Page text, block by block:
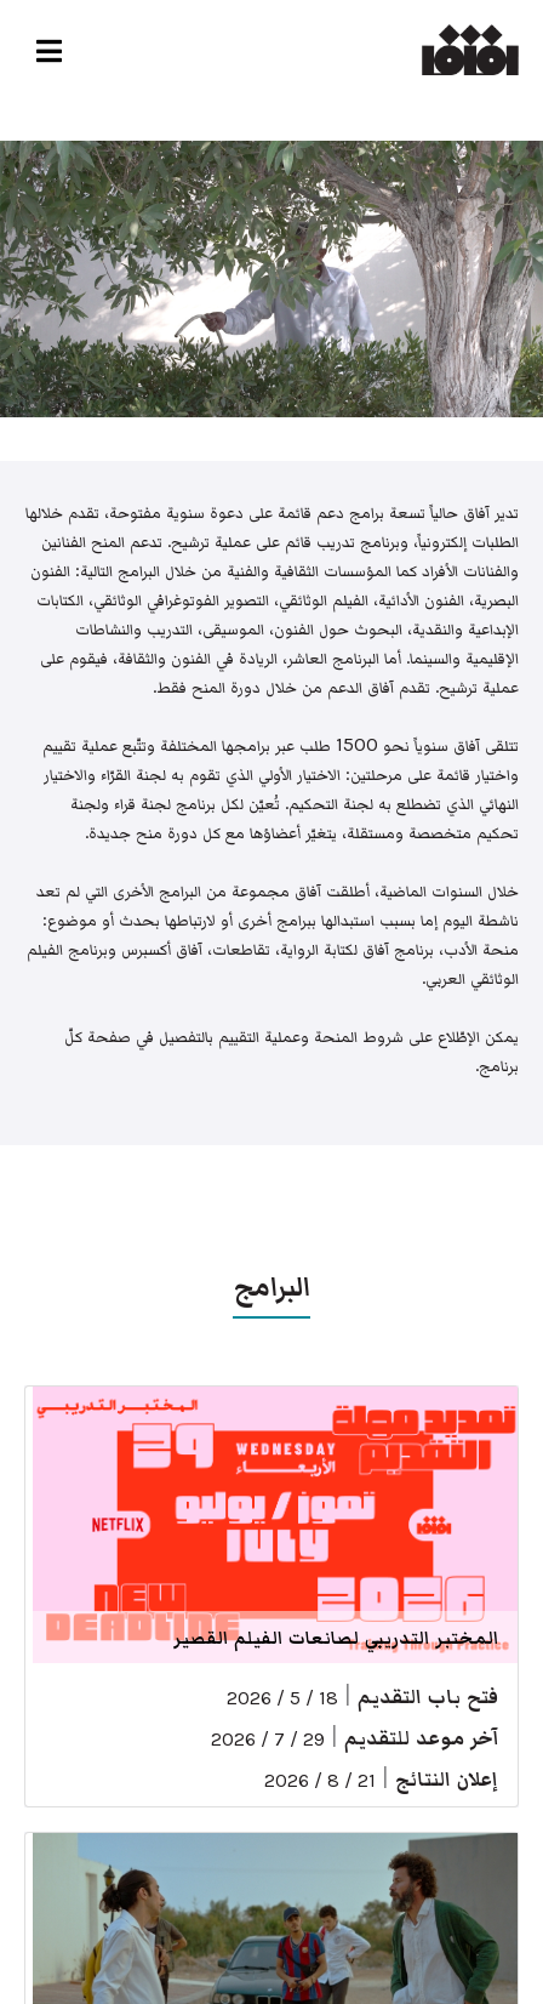
تدير آفاق حالياً تسعة برامج دعم قائمة على دعوة سنوية مفتوحة، تقدم خلالها
الطلبات إلكترونياً، وبرنامج تدريب قائم على عملية ترشيح. تدعم المنح الفنانين
والفنانات الأفراد كما المؤسسات الثقافية والفنية من خلال البرامج التالية: الفنون
البصرية، الفنون الأدائية، الفيلم الوثائقي، التصوير الفوتوغرافي الوثائقي، الكتابات
الإبداعية والنقدية، البحوث حول الفنون، الموسيقى، التدريب والنشاطات
الإقليمية والسينما. أما البرنامج العاشر، الريادة في الفنون والثقافة، فيقوم على
عملية ترشيح. تقدم آفاق الدعم من خلال دورة المنح فقط.
تتلقى آفاق سنوياً نحو 1500 طلب عبر برامجها المختلفة وتتّبع عملية تقييم
واختيار قائمة على مرحلتين: الاختيار الأولي الذي تقوم به لجنة القرّاء والاختيار
النهائي الذي تضطلع به لجنة التحكيم. تُعيّن لكل برنامج لجنة قراء ولجنة
تحكيم متخصصة ومستقلة، يتغيّر أعضاؤها مع كل دورة منح جديدة.
خلال السنوات الماضية، أطلقت آفاق مجموعة من البرامج الأخرى التي لم تعد
ناشطة اليوم إما بسبب استبدالها ببرامج أخرى أو لارتباطها بحدث أو موضوع:
منحة الأدب، برنامج آفاق لكتابة الرواية، تقاطعات، آفاق أكسبرس وبرنامج الفيلم
الوثائقي العربي.
يمكن الإطّلاع على شروط المنحة وعملية التقييم بالتفصيل في صفحة كلّ
برنامج.
البرامج
المختبر التدريبي لصانعات الفيلم القصير
فتح باب التقديم 18 / 5 / 2026
آخر موعد للتقديم 29 / 7 / 2026
إعلان النتائج 21 / 8 / 2026